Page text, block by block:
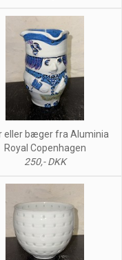
eller bæger fra Aluminia
Royal Copenhagen
250,- DKK